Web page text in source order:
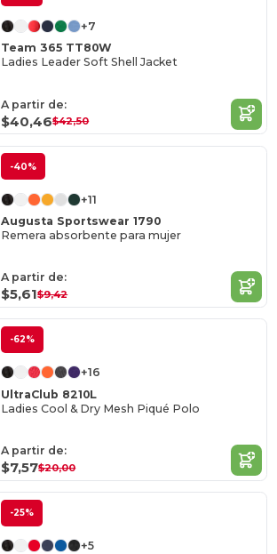
+7
Team 365 TT80W
Ladies Leader Soft Shell Jacket
A partir de:
$40,46$42,50
-40%
+11
Augusta Sportswear 1790
Remera absorbente para mujer
A partir de:
$5,61$9,42
-62%
+16
UltraClub 8210L
Ladies Cool & Dry Mesh Piqué Polo
A partir de:
$7,57$20,00
-25%
+5